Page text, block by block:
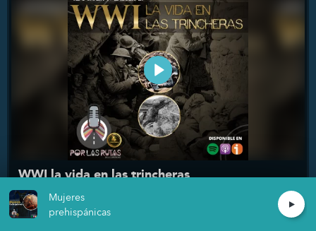
WWI la vida en las trincheras
Daniel Tucto/Jorge Juárez
El sistema de alianzas que envolvió a Europa como la
Mujeres
prehispánicas